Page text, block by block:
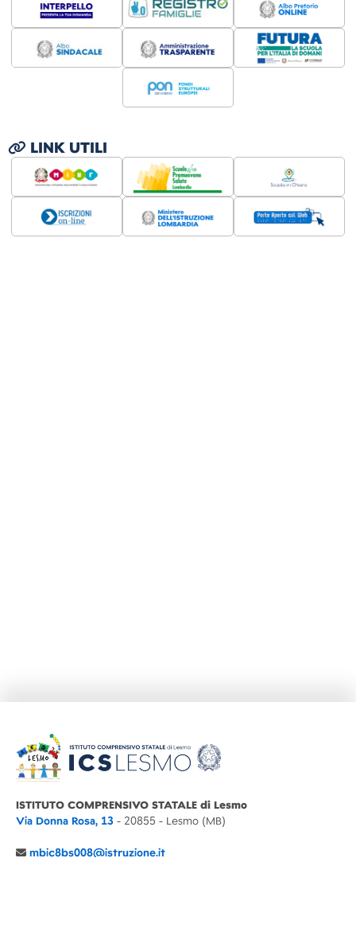
LINK UTILI
ISTITUTO COMPRENSIVO STATALE di Lesmo
Via Donna Rosa, 13 - 20855 - Lesmo (MB)
mbic8bs008@istruzione.it